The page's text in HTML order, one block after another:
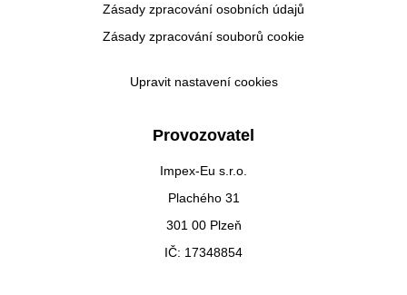
Zásady zpracování osobních údajů
Zásady zpracování souborů cookie
Upravit nastavení cookies
Provozovatel
Impex-Eu s.r.o.
Plachého 31
301 00 Plzeň
IČ: 17348854